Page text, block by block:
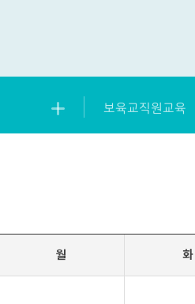
보육교직원교육
월 화